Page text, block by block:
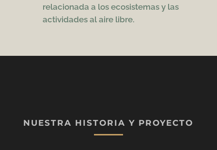
relacionada a los ecosistemas y las
actividades al aire libre.
NUESTRA HISTORIA Y PROYECTO